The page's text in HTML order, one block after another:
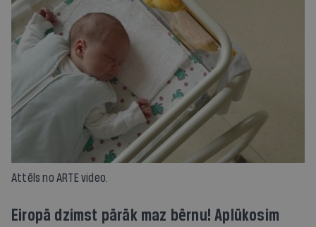
Attēls no ARTE video.
Eiropā dzimst pārāk maz bērnu! Aplūkosim